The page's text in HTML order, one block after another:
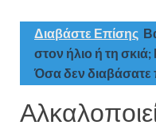
Διαβάστε Επίσης
στον ήλιο ή τη σκιά;
Όσα δεν διαβάσατε